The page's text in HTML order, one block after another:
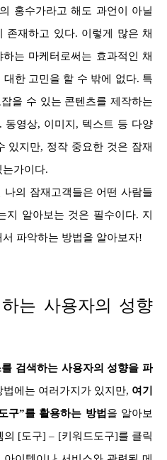
홍수가라고 해도 과언이 아닐
존재하고 있다. 이렇게 많은 채
는 마케터로써는 효과적인 채
한 고민을 할 수 밖에 없다. 특
을 수 있는 콘텐츠를 제작하는
영상, 이미지, 텍스트 등 다양
있지만, 정작 중요한 것은 잠재
가이다.
의 잠재고객들은 어떤 사람들
지 알아보는 것은 필수이다. 지
파악하는 방법을 알아보자!
는 사용자의 성향
검색하는 사용자의 성향을 파
법에는 여러가지가 있지만, 여기
구”를 활용하는 방법을 알아보
[도구] – [키워드도구]를 클릭